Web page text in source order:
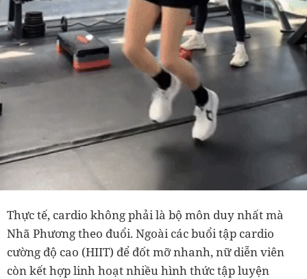
Thực tế, cardio không phải là bộ môn duy nhất mà
Nhã Phương theo đuổi. Ngoài các buổi tập cardio
cường độ cao (HIIT) để đốt mỡ nhanh, nữ diễn viên
còn kết hợp linh hoạt nhiều hình thức tập luyện